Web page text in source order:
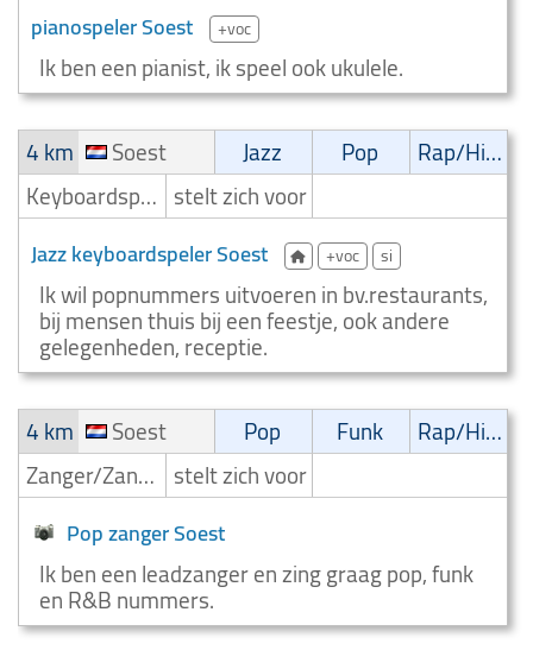
pianospeler Soest +voc
Ik ben een pianist, ik speel ook ukulele.
4 km
Soest Jazz Pop
Rap/Hip-Hop/RnB
Keyboardspeler/Toetsenist stelt zich voor
Jazz keyboardspeler Soest +voc si
Ik wil popnummers uitvoeren in bv.restaurants,
bij mensen thuis bij een feestje, ook andere
gelegenheden, receptie.
4 km
Soest Pop Funk
Rap/Hip-Hop/RnB
Zanger/Zangeres stelt zich voor
Pop zanger Soest
Ik ben een leadzanger en zing graag pop, funk
en R&B nummers.